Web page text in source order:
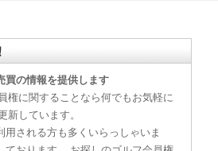
買の情報を提供します
権に関することなら何でもお気軽に
新しています。
される方も多くいらっしゃいま